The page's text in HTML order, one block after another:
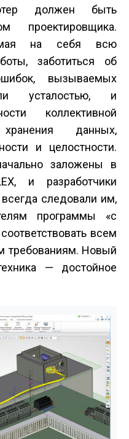
должен быть
проектировщика.
на себя всю
заботиться об
вызываемых
усталостью, и
коллективной
данных,
и целостности.
заложены в
и разработчики
следовали им,
программы «с
всем
Новый
— достойное